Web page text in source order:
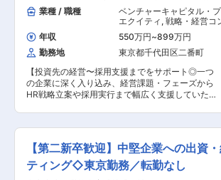
四半期報告書の作成： 投資先の定点観測を含むフ
ァンドの概況を投資家に報告するため各種資料を
作成します。 また、投資家から個別に求められる
資料作成も行います。 ・投資先株式売却実務：
投資株式の売却実行に必要な手続きをキャピタリ
ストと連携しながら進めます。 ・問合せ対応 等
■本ポジションで働く魅力： ・アドミ業務全般を
社内で行っているVCは実はとても少ないので、
家を集めている組織において、投資関連業務を含
むファンドアドミニストレーションについて複合
ンド業務に携わったことがなくても、好奇心と向
上心があれば多くの知識を学ぶことができます。
ております。 ■組織構成 現在5名体制、1名の増
員予定となります。 ■業務の魅力 少数精鋭で一
気通貫でスキルを積める環境です。 企業の立ち上
げフェ—ズに関われる環境です。 ■当社につい
て： グルメジャパン(日本・食産業投資コンソー
シアム)は、食に特化した事業承継プラットフォー
ム事業を展開するまん福HD と中堅中小企業に特
化したプライベートエクイティ投資会社である
JGIA のパートナーシップにより誕生した食産業
特化型プライベートエクイティ投資会社です。 グ
に特化した独自の企業価値向上プログラム”を有
していることにあり、これらを活用することでオ
フマーケットでの案件発掘や再現性の高い企業価
業種 / 職種
ベンチャーキャピタル・
エクイティ , 戦略・経営コ
組織・人事コンサルタント
年収 550万円~899万円
勤務地
東京都千代田区二番町
【投資先の経営〜採用支援までをサポート◎一つ
の企業に深く入り込み、経営課題・フェーズから
HR戦略立案や採用実行まで幅広く支援していた
ル】 ■本ポジションについて： Value-UPチーム
にて、Value-up Professional（GCPX）の業務を
お任せします。 GCPXとは、キャピタリストが投
資判断した案件に対し、投資先のパートナーとし
て企業価値を高めていく為に、あらゆる面で支援
【第二新卒歓迎】中堅企業への出資
ティング◇東京勤務／転勤なし